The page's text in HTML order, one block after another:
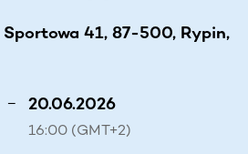
Sportowa 41, 87-500, Rypin,
– 20.06.2026
16:00 (GMT+2)